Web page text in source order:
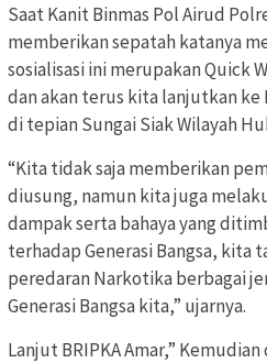
Saat Kanit Binmas Pol Airud
memberikan sepatah katanya
sosialisasi ini merupakan Quick
dan akan terus kita lanjutkan ke
di tepian Sungai Siak Wilayah
“Kita tidak saja memberikan
diusung, namun kita juga
dampak serta bahaya yang
terhadap Generasi Bangsa, kita
peredaran Narkotika berbagai
Generasi Bangsa kita,” ujarnya.
Lanjut BRIPKA Amar,”